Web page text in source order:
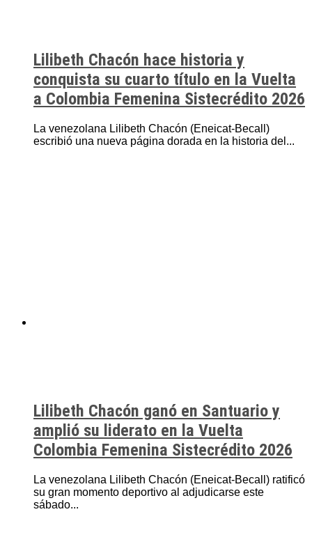
Lilibeth Chacón hace historia y
conquista su cuarto título en la Vuelta
a Colombia Femenina Sistecrédito 2026
La venezolana Lilibeth Chacón (Eneicat-Becall)
escribió una nueva página dorada en la historia del...
Lilibeth Chacón ganó en Santuario y
amplió su liderato en la Vuelta
Colombia Femenina Sistecrédito 2026
La venezolana Lilibeth Chacón (Eneicat-Becall) ratificó
su gran momento deportivo al adjudicarse este
sábado...